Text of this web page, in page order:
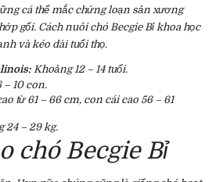
cá thể mắc chứng loạn sản xương
gối. Cách nuôi chó Becgie Bỉ khoa học
và kéo dài tuổi thọ.
Khoảng 12 – 14 tuổi.
10 con.
từ 61 – 66 cm, con cái cao 56 – 61
24 – 29 kg.
chó Becgie Bỉ